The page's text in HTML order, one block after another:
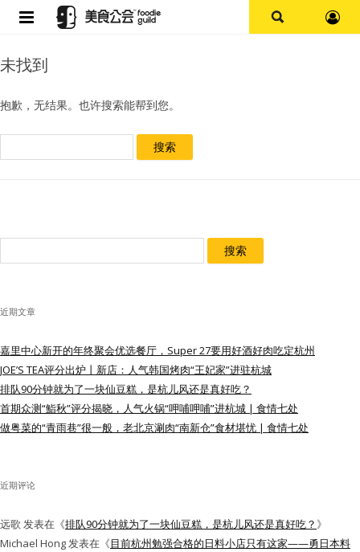
探店报告
水区
公会活动
私家厨房
未找到
抱歉，无结果。也许搜索能帮到您。
索：
索：
近期文章
嘉里中心新开的年终聚会优选餐厅，Super 27要用好酒好肉吃定杭州
JOE’S TEA评分出炉丨新店：人气韩国烤肉“王妃家”进驻杭城
排队90分钟就为了一块仙豆糕，是杭儿风还是真好吃？
首期众测“鮨秋”评分揭晓，人气火锅“呷哺呷哺”进杭城 | 食情七处
做粤菜的“青雨巷”很一般，老北京涮肉“南新仓”食材堪忧 | 食情七处
近期评论
远歌 发表在《排队90分钟就为了一块仙豆糕，是杭儿风还是真好吃？ 》
Michael Hong发表在《目前杭州勉强合格的日料小店只有这家——勇日本料